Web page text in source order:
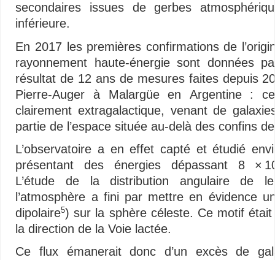
secondaires issues de gerbes
inférieure.
En 2017 les premières confirmations de
rayonnement haute-énergie sont données
résultat de 12 ans de mesures faites depuis
Pierre-Auger à Malargüe en Argentine :
clairement extragalactique, venant de
partie de l’espace située au-delà des confins
L’observatoire a en effet capté et étudié
présentant des énergies dépassant 8×
L’étude de la distribution angulaire de
l’atmosphère a fini par mettre en évidence
dipolaire5) sur la sphère céleste. Ce motif était
la direction de la Voie lactée.
Ce flux émanerait donc d’un excès de